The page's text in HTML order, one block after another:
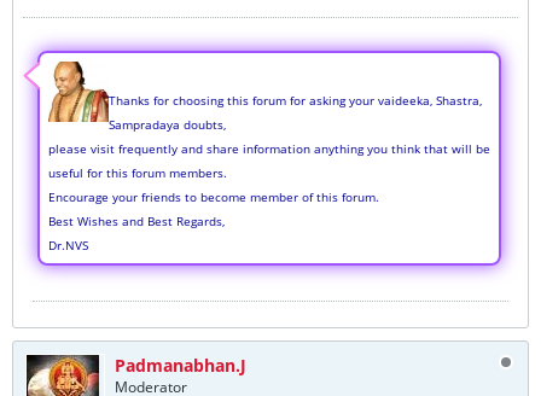
Thanks for choosing this forum for asking your vaideeka, Shastra,
Sampradaya doubts,
please visit frequently and share information anything you think that will be
useful for this forum members.
Encourage your friends to become member of this forum.
Best Wishes and Best Regards,
Dr.NVS
Padmanabhan.J
Moderator